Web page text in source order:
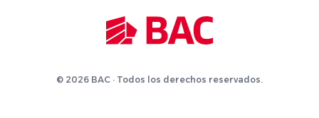
© 2026 BAC · Todos los derechos reservados.